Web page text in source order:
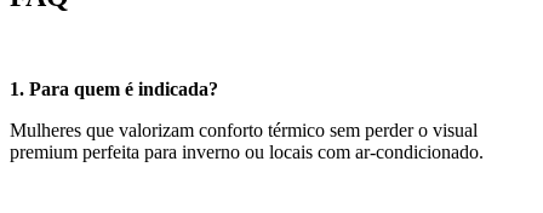
1. Para quem é indicada?
Mulheres que valorizam conforto térmico sem perder o visual
premium perfeita para inverno ou locais com ar-condicionado.